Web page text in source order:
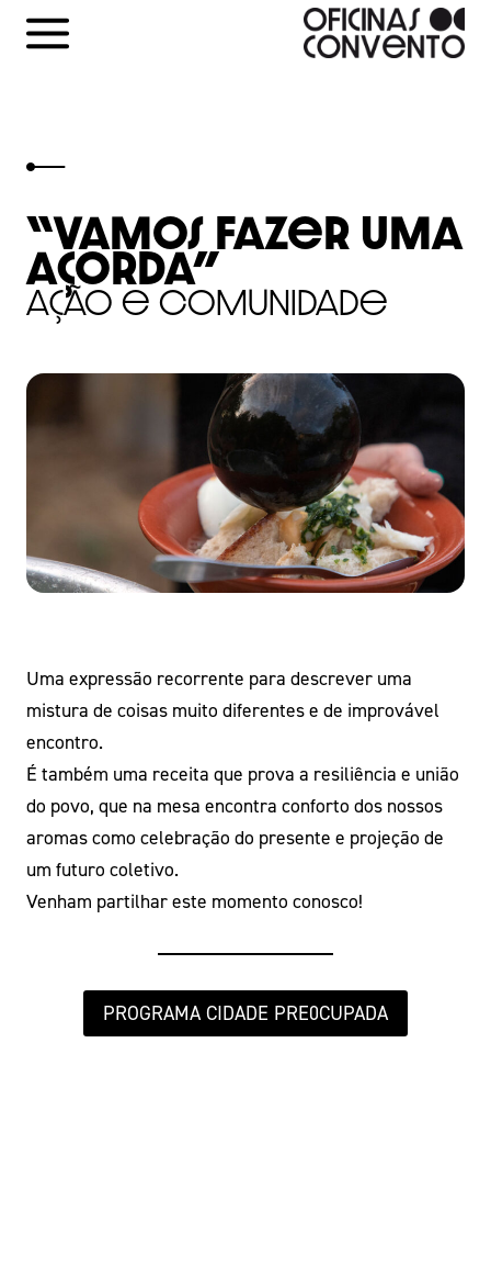
Skip
“Vamos fazer uma
Açorda”
Ação e Comunidade
Uma expressão recorrente para descrever uma
mistura de coisas muito diferentes e de improvável
encontro.
É também uma receita que prova a resiliência e união
do povo, que na mesa encontra conforto dos nossos
aromas como celebração do presente e projeção de
um futuro coletivo.
Venham partilhar este momento conosco!
PROGRAMA CIDADE PRE0CUPADA